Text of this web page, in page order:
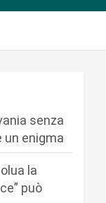
senza
enigma
la
può